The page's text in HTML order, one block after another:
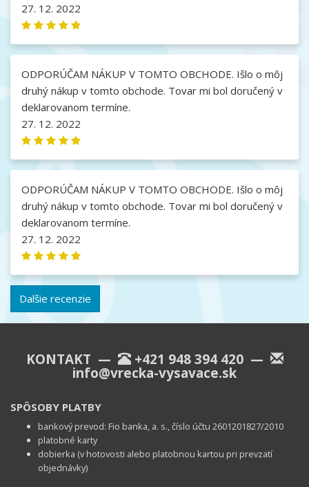
27. 12. 2022
ODPORÚČAM NÁKUP V TOMTO OBCHODE. Išlo o môj
druhý nákup v tomto obchode. Tovar mi bol doručený v
deklarovanom termíne.
27. 12. 2022
ODPORÚČAM NÁKUP V TOMTO OBCHODE. Išlo o môj
druhý nákup v tomto obchode. Tovar mi bol doručený v
deklarovanom termíne.
27. 12. 2022
Dalšie recenzie
KONTAKT — +421 948 394 420—
info@vrecka-vysavace.sk
SPÔSOBY PLATBY
bankový prevod: Fio banka, a. s., číslo účtu 2601201827/2010
platobné karty
dobierka (v hotovosti alebo platobnou kartou pri prevzatí
objednávky)